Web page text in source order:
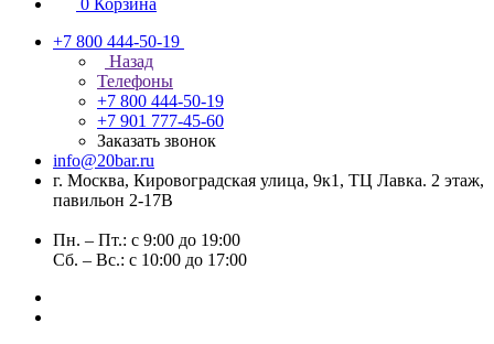
0 Корзина
+7 800 444-50-19
Назад
Телефоны
+7 800 444-50-19
+7 901 777-45-60
Заказать звонок
info@20bar.ru
г. Москва, Кировоградская улица, 9к1, ТЦ Лавка. 2 этаж,
павильон 2-17В
Пн. – Пт.: с 9:00 до 19:00
Сб. – Вс.: с 10:00 до 17:00